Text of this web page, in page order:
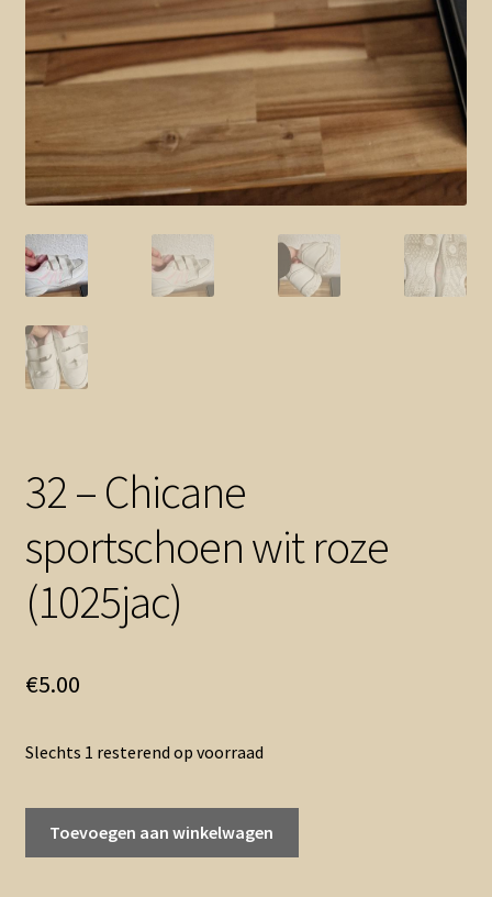
32 – Chicane
sportschoen wit roze
(1025jac)
€5.00
Slechts 1 resterend op voorraad
Toevoegen aan winkelwagen